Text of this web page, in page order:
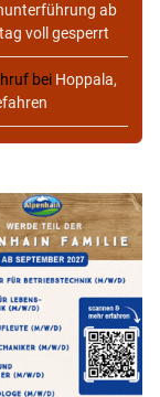
ab
voll gesperrt
bei Hoppala,